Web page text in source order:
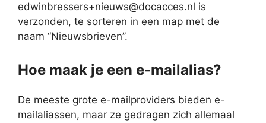
edwinbressers+nieuws@docacces.nl is
verzonden, te sorteren in een map met de
naam “Nieuwsbrieven”.
Hoe maak je een e-mailalias?
De meeste grote e-mailproviders bieden e-
mailaliassen, maar ze gedragen zich allemaal